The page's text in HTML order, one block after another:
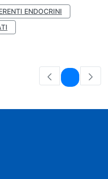
ENDOCRINI
Pagina